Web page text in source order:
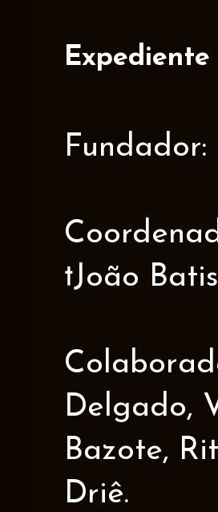
Expediente
Fundador:
†João
Delgado,
Bazote,
Driê.